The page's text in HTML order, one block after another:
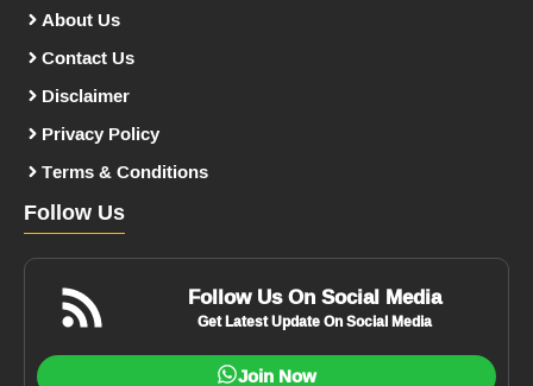
About Us
Contact Us
Disclaimer
Privacy Policy
Terms & Conditions
Follow Us
Follow Us On Social Media
Get Latest Update On Social Media
Join Now